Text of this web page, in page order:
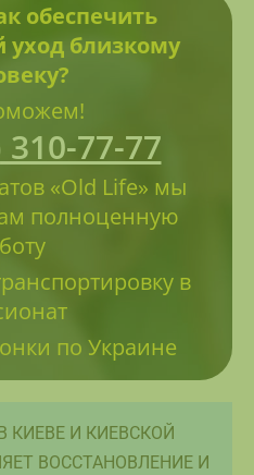
обеспечить
уход близкому
310-77-77
«Old Life» мы
полноценную
в
по Украине
КИЕВЕ И КИЕВСКОЙ
ВОССТАНОВЛЕНИЕ И